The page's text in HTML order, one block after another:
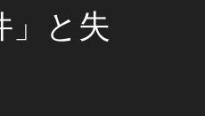
」と失